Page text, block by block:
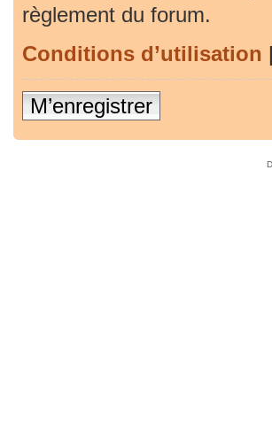
règlement du forum.
Conditions d’utilisation |
M’enregistrer